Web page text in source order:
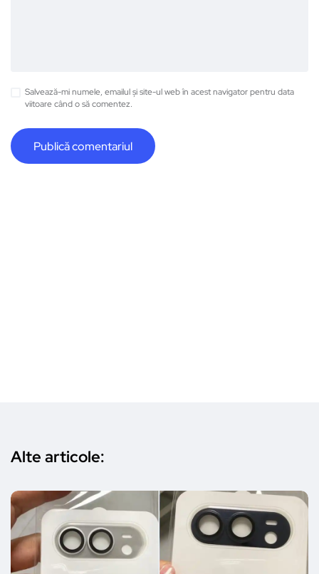
Salvează-mi numele, emailul și site-ul web în acest navigator pentru data
viitoare când o să comentez.
Alte articole: